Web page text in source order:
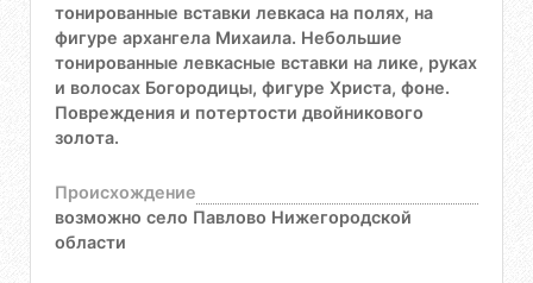
тонированные вставки левкаса на полях, на
фигуре архангела Михаила. Небольшие
тонированные левкасные вставки на лике, руках
и волосах Богородицы, фигуре Христа, фоне.
Повреждения и потертости двойникового
золота.
Происхождение
возможно село Павлово Нижегородской
области